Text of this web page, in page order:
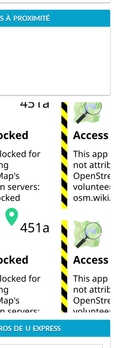
À PROXIMITÉ
DE U EXPRESS